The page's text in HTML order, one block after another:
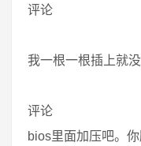
评论
我一根一根插上就
评论
bios里面加压吧。